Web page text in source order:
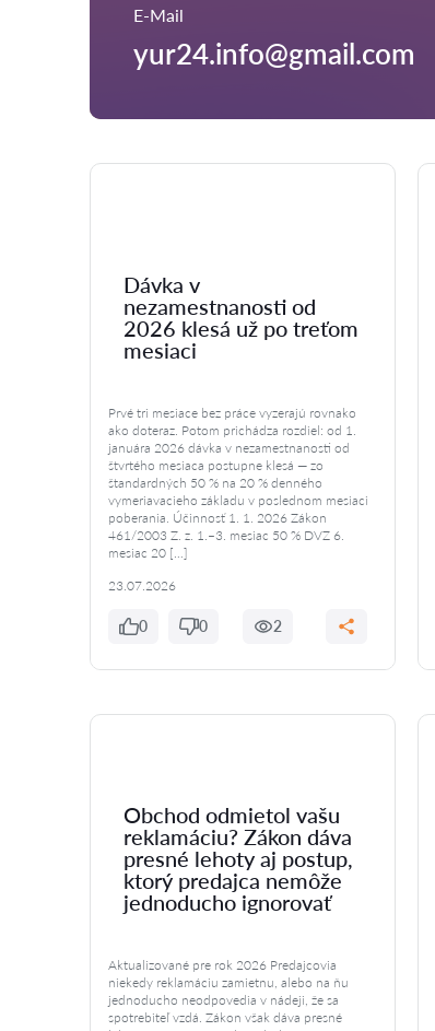
E-Mail
yur24.info@gmail.com
Dávka v
nezamestnanosti od
2026 klesá už po treťom
mesiaci
Prvé tri mesiace bez práce vyzerajú rovnako
ako doteraz. Potom prichádza rozdiel: od 1.
januára 2026 dávka v nezamestnanosti od
štvrtého mesiaca postupne klesá — zo
štandardných 50 % na 20 % denného
vymeriavacieho základu v poslednom mesiaci
poberania. Účinnosť 1. 1. 2026 Zákon
461/2003 Z. z. 1.–3. mesiac 50 % DVZ 6.
mesiac 20 […]
23.07.2026
0 0 2
Obchod odmietol vašu
reklamáciu? Zákon dáva
presné lehoty aj postup,
ktorý predajca nemôže
jednoducho ignorovať
Aktualizované pre rok 2026 Predajcovia
niekedy reklamáciu zamietnu, alebo na ňu
jednoducho neodpovedia v nádeji, že sa
spotrebiteľ vzdá. Zákon však dáva presné